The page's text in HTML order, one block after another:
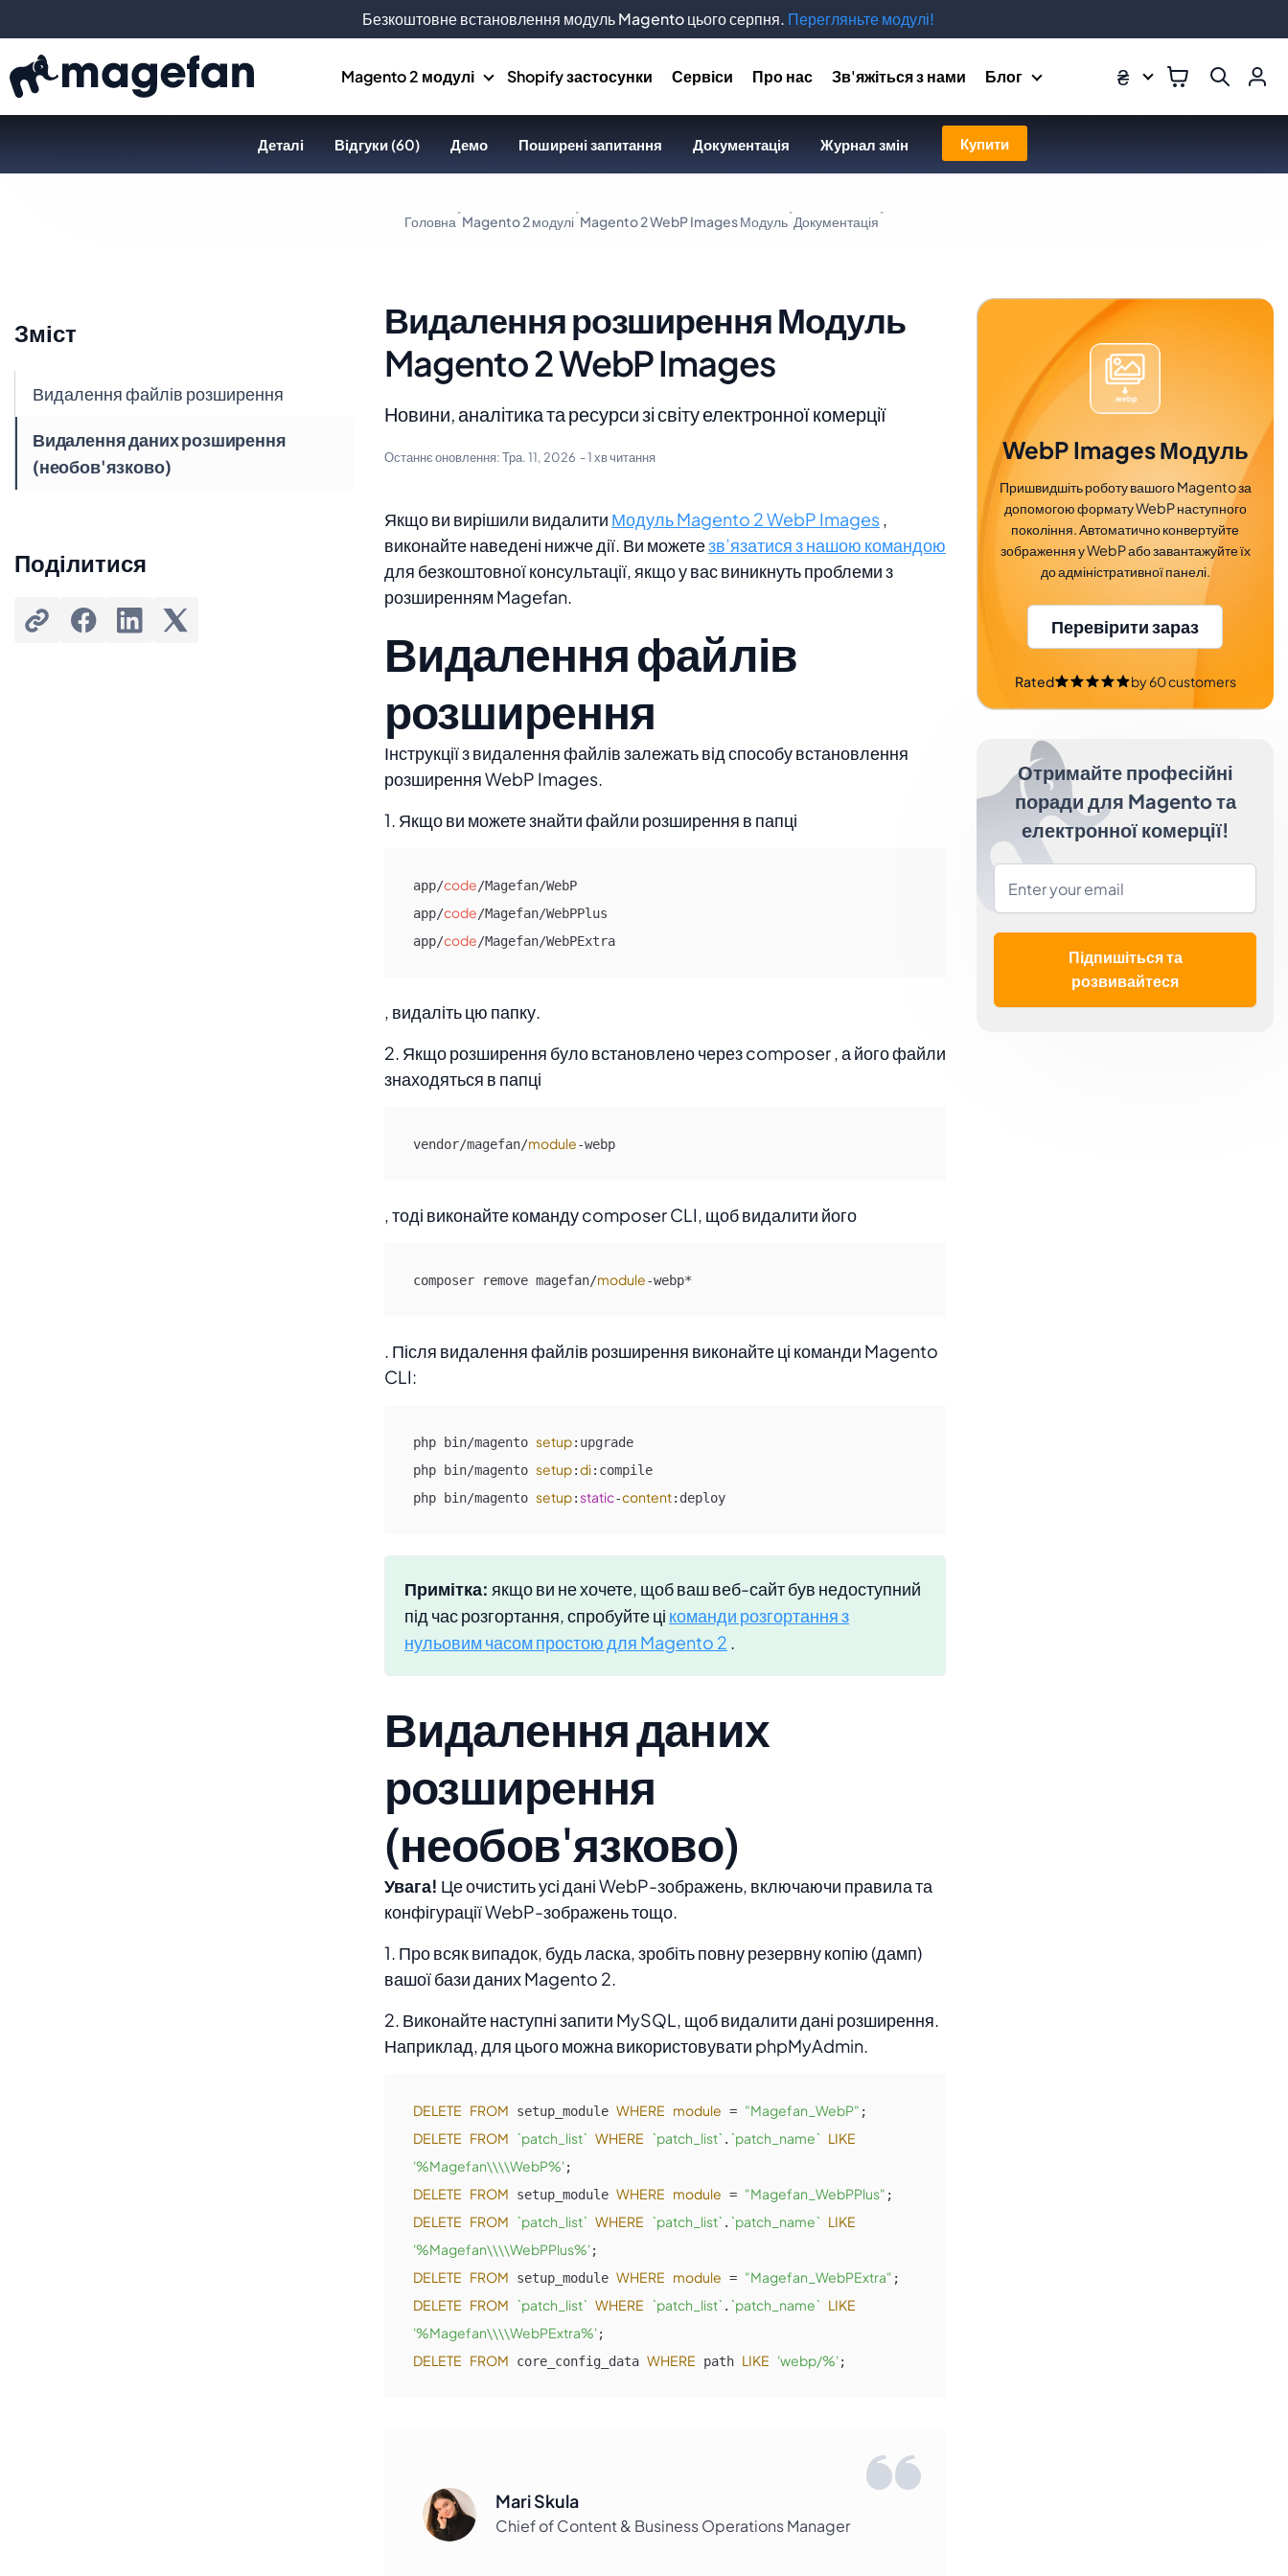
Magento 2 модулі Shopify застосунки Сервіси Про нас Зв'яжіться з нами Блог ₴
Деталі Відгуки (60) Демо Поширені запитання Документація Журнал змін Купити
Головна Magento 2 модулі Magento 2 WebP Images Модуль Документація
Видалення розширення Модуль
Magento 2 WebP Images
Новини, аналітика та ресурси зі світу електронної комерції
Останнє оновлення:Тра. 11, 2026 - 1 хв читання
Якщо ви вирішили видалити Модуль Magento 2 WebP Images,
виконайте наведені нижче дії. Ви можетезв’язатися з нашою командою
для безкоштовної консультації, якщо у вас виникнуть проблеми з
розширенням Magefan.
Видалення файлів
розширення
Інструкції з видалення файлів залежать від способу встановлення
розширення WebP Images.
1. Якщо ви можете знайти файли розширення в папці
app/code/Magefan/WebP
app/code/Magefan/WebPPlus
app/code/Magefan/WebPExtra
, видаліть цю папку.
2. Якщо розширення було встановлено через composer , а його файли
знаходяться в папці
vendor/magefan/module-webp
, тоді виконайте команду composer CLI, щоб видалити його
composer remove magefan/module-webp*
. Після видалення файлів розширення виконайте ці команди Magento
CLI:
php bin/magento setup:upgrade
php bin/magento setup:di:compile
php bin/magento setup:static-content:deploy
Примітка: якщо ви не хочете, щоб ваш веб-сайт був недоступний
під час розгортання, спробуйте ці команди розгортання з
нульовим часом простою для Magento 2 .
Видалення даних
розширення
(необов'язково)
Увага! Це очистить усі дані WebP-зображень, включаючи правила та
конфігурації WebP-зображень тощо.
1. Про всяк випадок, будь ласка, зробіть повну резервну копію (дамп)
вашої бази даних Magento 2.
2. Виконайте наступні запити MySQL, щоб видалити дані розширення.
Наприклад, для цього можна використовувати phpMyAdmin.
DELETE FROM setup_module WHERE module = "Magefan_WebP"
DELETE FROM `patch_list` WHERE `patch_list` . `patch_name` LIKE
'%Magefan\\\\WebP%'
DELETE FROM setup_module WHERE module = "Magefan_WebPPlus"
DELETE FROM `patch_list` WHERE `patch_list` . `patch_name` LIKE
'%Magefan\\\\WebPPlus%'
DELETE FROM setup_module WHERE module = "Magefan_WebPExtra"
DELETE FROM `patch_list` WHERE `patch_list` . `patch_name` LIKE
'%Magefan\\\\WebPExtra%'
DELETE FROM core_config_data WHERE path LIKE 'webp/%';
Mari Skula
Chief of Content & Business Operations Manager
WebP Images Модуль
Пришвидшіть роботу вашого Magento за
допомогою формату WebP наступного
покоління. Автоматично конвертуйте
зображення у WebP або завантажуйте їх
до адміністративної панелі.
Перевірити зараз
Rated by60customers
Отримайте професійні
поради для Magento та
електронної комерції!
Підпишіться та
розвивайтеся
Зміст
Видалення файлів розширення
Видалення даних розширення
(необов'язково)
Поділитися
Безкоштовне встановлення модуль Magento цього серпня. Перегляньте модулі!